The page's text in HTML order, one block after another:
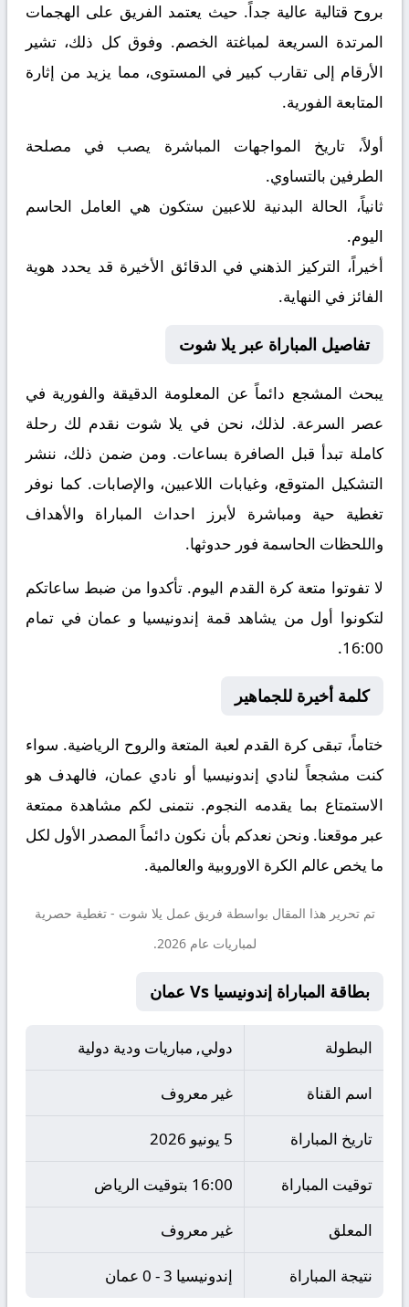
بروح قتالية عالية جداً. حيث يعتمد الفريق على الهجمات
المرتدة السريعة لمباغتة الخصم. وفوق كل ذلك، تشير
الأرقام إلى تقارب كبير في المستوى، مما يزيد من إثارة
المتابعة الفورية.
أولاً، تاريخ المواجهات المباشرة يصب في مصلحة
الطرفين بالتساوي.
ثانياً، الحالة البدنية للاعبين ستكون هي العامل الحاسم
اليوم.
أخيراً، التركيز الذهني في الدقائق الأخيرة قد يحدد هوية
الفائز في النهاية.
تفاصيل المباراة عبر يلا شوت
يبحث المشجع دائماً عن المعلومة الدقيقة والفورية في
عصر السرعة. لذلك، نحن في يلا شوت نقدم لك رحلة
كاملة تبدأ قبل الصافرة بساعات. ومن ضمن ذلك، ننشر
التشكيل المتوقع، وغيابات اللاعبين، والإصابات. كما نوفر
تغطية حية ومباشرة لأبرز احداث المباراة والأهداف
واللحظات الحاسمة فور حدوثها.
لا تفوتوا متعة كرة القدم اليوم. تأكدوا من ضبط ساعاتكم
لتكونوا أول من يشاهد قمة إندونيسيا و عمان في تمام
16:00.
كلمة أخيرة للجماهير
ختاماً، تبقى كرة القدم لعبة المتعة والروح الرياضية. سواء
كنت مشجعاً لنادي إندونيسيا أو نادي عمان، فالهدف هو
الاستمتاع بما يقدمه النجوم. نتمنى لكم مشاهدة ممتعة
عبر موقعنا. ونحن نعدكم بأن نكون دائماً المصدر الأول لكل
ما يخص عالم الكرة الاوروبية والعالمية.
تم تحرير هذا المقال بواسطة فريق عمل يلا شوت - تغطية حصرية
لمباريات عام 2026.
بطاقة المباراة إندونيسيا Vs عمان
البطولة دولي, مباريات ودية دولية
اسم القناة غير معروف
تاريخ المباراة 5 يونيو 2026
توقيت المباراة 16:00 بتوقيت الرياض
المعلق غير معروف
نتيجة المباراة إندونيسيا 3 - 0 عمان